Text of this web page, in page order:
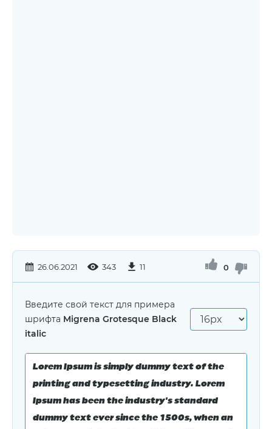
26.06.2021 343 11 0
Введите свой текст для примера
шрифта Migrena Grotesque Black
italic